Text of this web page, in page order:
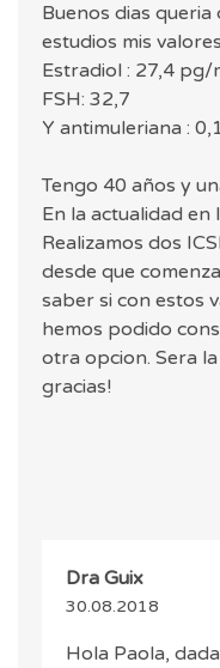
Buenos dias
estudios mis
Estradiol : 27,4 pg/
FSH: 32,7
Y antimuleriana :
Tengo 40 años y
En la actualidad en
Realizamos dos
desde que
saber si con estos
hemos podido
otra opcion. Sera
gracias!
Dra Guix
30.08.2018
Hola Paola,